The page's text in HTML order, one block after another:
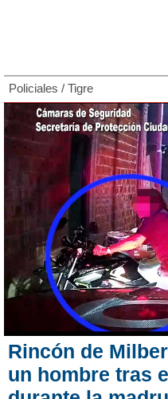
Policiales / Tigre
Rincón de
un hombre tras